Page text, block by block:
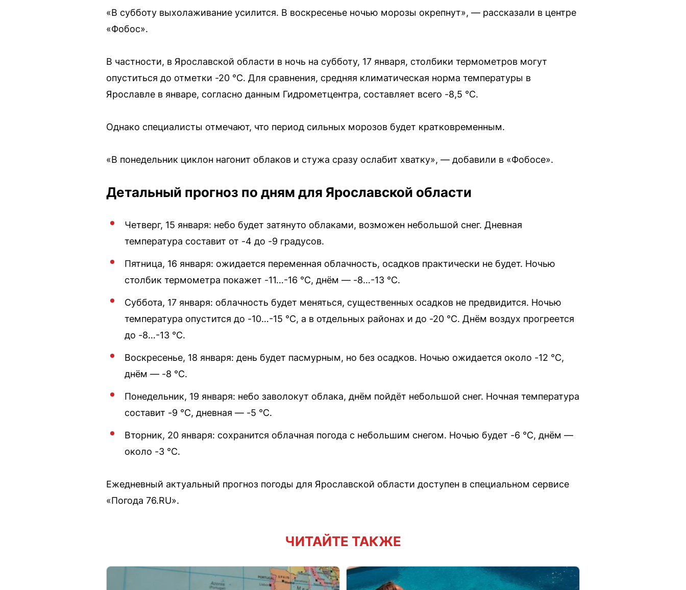
«В субботу выхолаживание усилится. В воскресенье ночью морозы окрепнут», — рассказали в центре
«Фобос».
В частности, в Ярославской области в ночь на субботу, 17 января, столбики термометров могут
опуститься до отметки -20 °C. Для сравнения, средняя климатическая норма температуры в
Ярославле в январе, согласно данным Гидрометцентра, составляет всего -8,5 °C.
Однако специалисты отмечают, что период сильных морозов будет кратковременным.
«В понедельник циклон нагонит облаков и стужа сразу ослабит хватку», — добавили в «Фобосе».
Детальный прогноз по дням для Ярославской области
Четверг, 15 января: небо будет затянуто облаками, возможен небольшой снег. Дневная
температура составит от -4 до -9 градусов.
Пятница, 16 января: ожидается переменная облачность, осадков практически не будет. Ночью
столбик термометра покажет -11…-16 °C, днём — -8…-13 °C.
Суббота, 17 января: облачность будет меняться, существенных осадков не предвидится. Ночью
температура опустится до -10…-15 °C, а в отдельных районах и до -20 °C. Днём воздух прогреется
до -8…-13 °C.
Воскресенье, 18 января: день будет пасмурным, но без осадков. Ночью ожидается около -12 °C,
днём — -8 °C.
Понедельник, 19 января: небо заволокут облака, днём пойдёт небольшой снег. Ночная температура
составит -9 °C, дневная — -5 °C.
Вторник, 20 января: сохранится облачная погода с небольшим снегом. Ночью будет -6 °C, днём —
около -3 °C.
Ежедневный актуальный прогноз погоды для Ярославской области доступен в специальном сервисе
«Погода 76.RU».
ЧИТАЙТЕ ТАКЖЕ